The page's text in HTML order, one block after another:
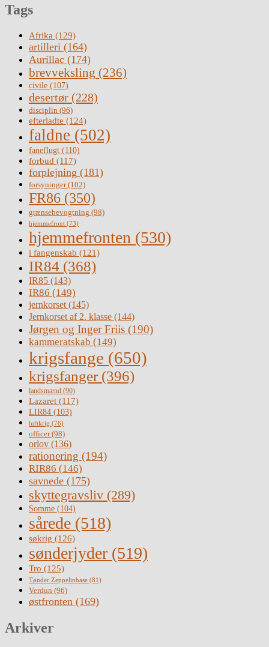
Tags
Afrika (129)
artilleri (164)
Aurillac (174)
brevveksling (236)
civile (107)
desertør (228)
disciplin (96)
efterladte (124)
faldne (502)
faneflugt (110)
forbud (117)
forplejning (181)
forsyninger(102)
FR86 (350)
grænsebevogtning (98)
hjemmefront (73)
hjemmefronten (530)
i fangenskab (121)
IR84 (368)
IR85 (143)
IR86 (149)
jernkorset(145)
Jernkorset af 2. klasse (144)
Jørgen og Inger Friis (190)
kammeratskab (149)
krigsfange (650)
krigsfanger (396)
landsmænd (90)
Lazaret (117)
LIR84 (103)
luftkrig (76)
officer(98)
orlov (136)
rationering (194)
RIR86 (146)
savnede (175)
skyttegravsliv (289)
Somme (104)
sårede (518)
søkrig (126)
sønderjyder (519)
Tro (125)
Tønder Zeppelinbase (81)
Verdun (96)
østfronten (169)
Arkiver